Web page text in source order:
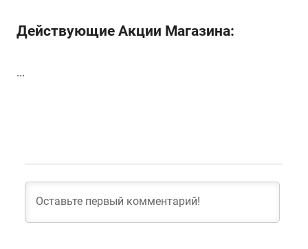
Действующие Акции Магазина:
...